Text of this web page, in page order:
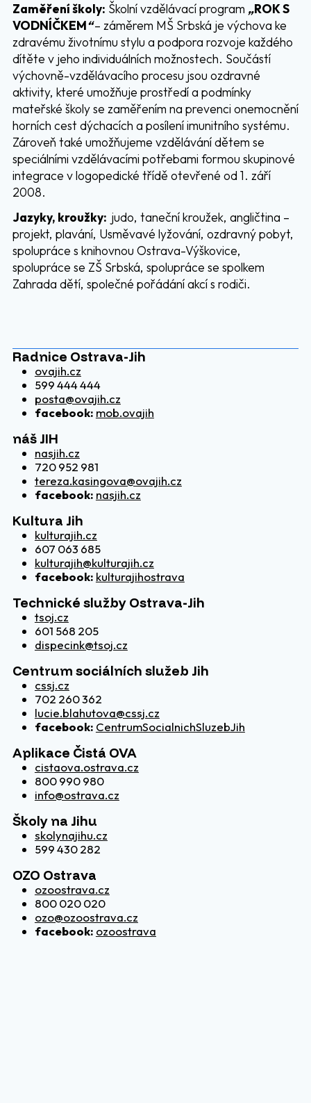
Zaměření školy: Školní vzdělávací program „ROK S
VODNÍČKEM“– záměrem MŠ Srbská je výchova ke
zdravému životnímu stylu a podpora rozvoje každého
dítěte v jeho individuálních možnostech. Součástí
výchovně-vzdělávacího procesu jsou ozdravné
aktivity, které umožňuje prostředí a podmínky
mateřské školy se zaměřením na prevenci onemocnění
horních cest dýchacích a posílení imunitního systému.
Zároveň také umožňujeme vzdělávání dětem se
speciálními vzdělávacími potřebami formou skupinové
integrace v logopedické třídě otevřené od 1. září
2008.
Jazyky, kroužky: judo, taneční kroužek, angličtina –
projekt, plavání, Usměvavé lyžování, ozdravný pobyt,
spolupráce s knihovnou Ostrava-Výškovice,
spolupráce se ZŠ Srbská, spolupráce se spolkem
Zahrada dětí, společné pořádání akcí s rodiči.
Radnice Ostrava-Jih
ovajih.cz
599 444 444
posta@ovajih.cz
facebook: mob.ovajih
náš JIH
nasjih.cz
720 952 981
tereza.kasingova@ovajih.cz
facebook: nasjih.cz
Kultura Jih
kulturajih.cz
607 063 685
kulturajih@kulturajih.cz
facebook: kulturajihostrava
Technické služby Ostrava-Jih
tsoj.cz
601 568 205
dispecink@tsoj.cz
Centrum sociálních služeb Jih
cssj.cz
702 260 362
lucie.blahutova@cssj.cz
facebook: CentrumSocialnichSluzebJih
Aplikace Čistá OVA
cistaova.ostrava.cz
800 990 980
info@ostrava.cz
Školy na Jihu
skolynajihu.cz
599 430 282
OZO Ostrava
ozoostrava.cz
800 020 020
ozo@ozoostrava.cz
facebook: ozoostrava